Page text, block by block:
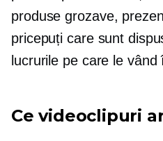
produse grozave,
pricepuți care sunt
lucrurile pe care le
Ce videoclipuri